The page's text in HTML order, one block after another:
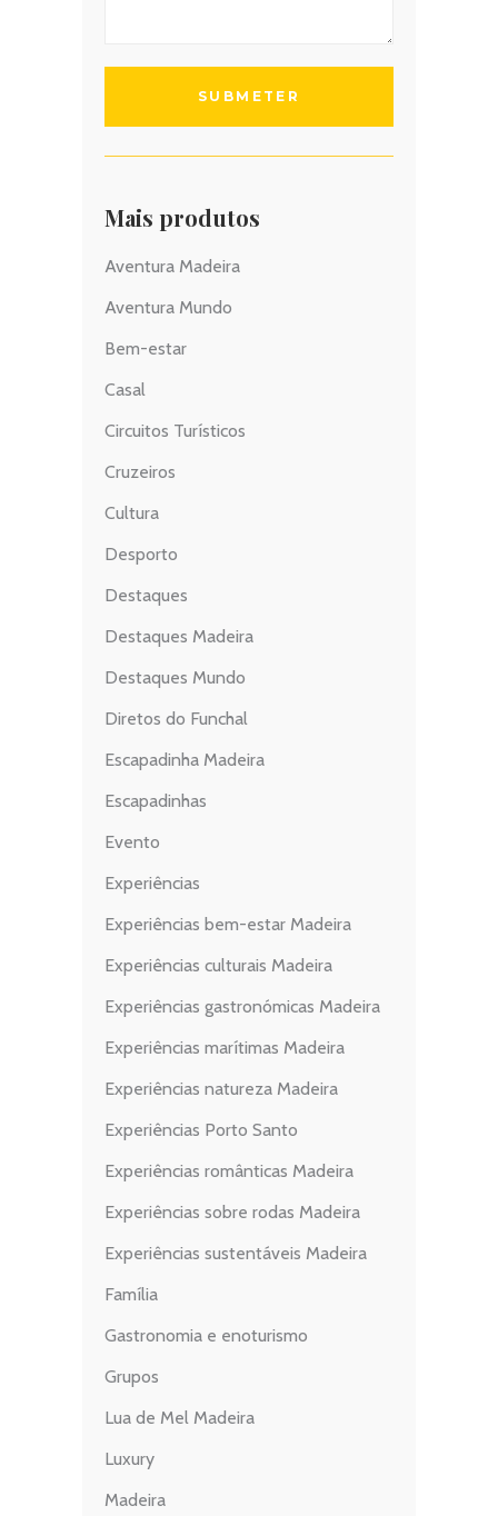
Mais produtos
Aventura Madeira
Aventura Mundo
Bem-estar
Casal
Circuitos Turísticos
Cruzeiros
Cultura
Desporto
Destaques
Destaques Madeira
Destaques Mundo
Diretos do Funchal
Escapadinha Madeira
Escapadinhas
Evento
Experiências
Experiências bem-estar Madeira
Experiências culturais Madeira
Experiências gastronómicas Madeira
Experiências marítimas Madeira
Experiências natureza Madeira
Experiências Porto Santo
Experiências românticas Madeira
Experiências sobre rodas Madeira
Experiências sustentáveis Madeira
Família
Gastronomia e enoturismo
Grupos
Lua de Mel Madeira
Luxury
Madeira